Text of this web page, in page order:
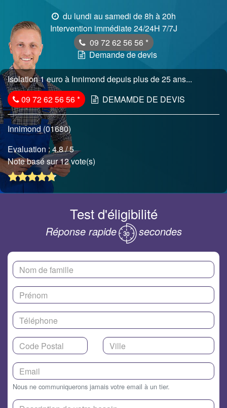
du lundi au samedi de 8h à 20h
Intervention immédiate 24/24H 7/7J
09 72 62 56 56 *
Demande de devis
Isolation 1 euro à Innimond depuis plus de 25 ans...
09 72 62 56 56* DEMAMDE DE DEVIS
Innimond (01680)
Evaluation :4.8/ 5
Note basé sur 12 vote(s)
Test d'éligibilité
Réponse rapide secondes
Nous ne communiquerons jamais votre email à un tier.